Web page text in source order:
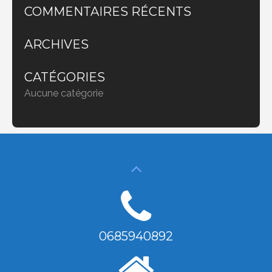
COMMENTAIRES RÉCENTS
ARCHIVES
CATÉGORIES
Aucune catégorie
0685940892